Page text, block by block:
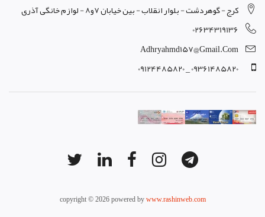
کرج - گوهردشت - بلوار انقلاب - بین خیابان 7و8 - لوازم خانگی آذری
02634319136
Adhryahmd157@gmail.com
09361485820 _ 09124485820
copyright © 2026 powered by www.rashinweb.com